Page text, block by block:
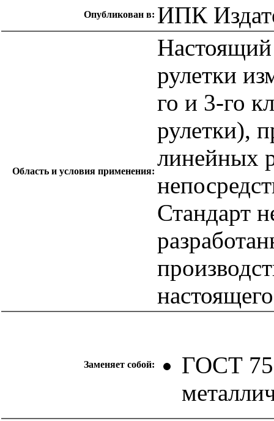
Опубликован в: ИПК
Область и условия применения:
Настоящий
рулетки
го и 3-го
рулетки),
линейных
Стандарт
Заменяет собой:
ГОСТ